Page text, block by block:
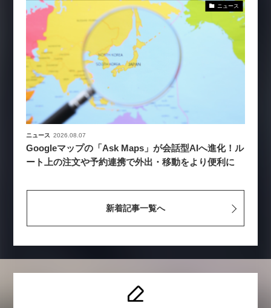
ニュース
ニュース 2026.08.07
Googleマップの「Ask Maps」が会話型AIへ進化！ル
ート上の注文や予約連携で外出・移動をより便利に
新着記事一覧へ